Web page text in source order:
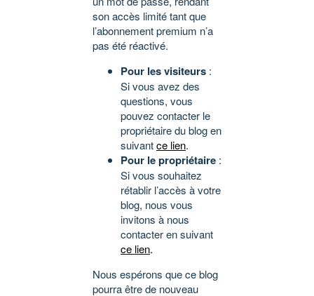
son accès limité tant que
l’abonnement premium n’a
pas été réactivé.
Pour les visiteurs :
Si vous avez des
questions, vous
pouvez contacter le
propriétaire du blog en
suivantce lien.
Pour le propriétaire :
Si vous souhaitez
rétablir l’accès à votre
blog, nous vous
invitons à nous
contacter en suivant
ce lien.
Nous espérons que ce blog
pourra être de nouveau